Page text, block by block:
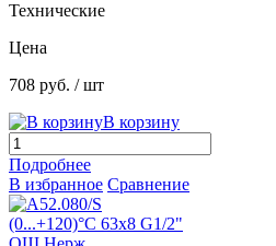
Технические
Цена
708 руб. / шт
В корзину
Подробнее
В избранное Сравнение